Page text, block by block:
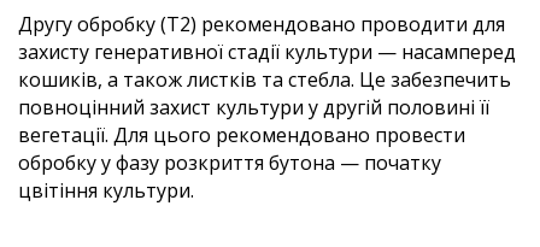
Другу обробку (Т2) рекомендовано проводити для
захисту генеративної стадії культури — насамперед
кошиків, а також листків та стебла. Це забезпечить
повноцінний захист культури у другій половині її
вегетації. Для цього рекомендовано провести
обробку у фазу розкриття бутона — початку
цвітіння культури.